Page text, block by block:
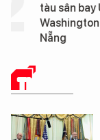
tàu sân bay USS
Washington vừa
THẾ GIỚI